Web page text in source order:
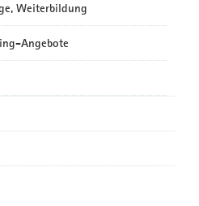
Weiterbildung
Angebote